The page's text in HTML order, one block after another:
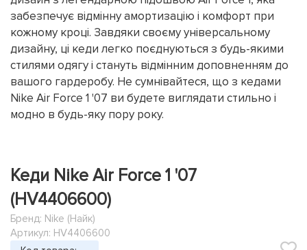
забезпечує відмінну амортизацію і комфорт при
кожному кроці. Завдяки своєму універсальному
дизайну, ці кеди легко поєднуються з будь-якими
стилями одягу і стануть відмінним доповненням до
вашого гардеробу. Не сумнівайтеся, що з кедами
Nike Air Force 1 '07 ви будете виглядати стильно і
модно в будь-яку пору року.
Кеди Nike Air Force 1 '07
(HV4406600)
Бренд: Nike (Найк)
Артикул: HV4406600